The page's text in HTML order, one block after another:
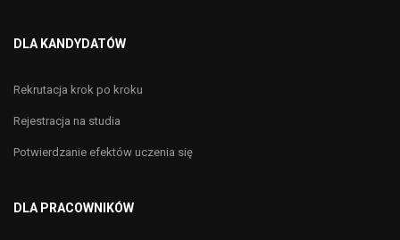
DLA KANDYDATÓW
Rekrutacja krok po kroku
Rejestracja na studia
Potwierdzanie efektów uczenia się
DLA PRACOWNIKÓW